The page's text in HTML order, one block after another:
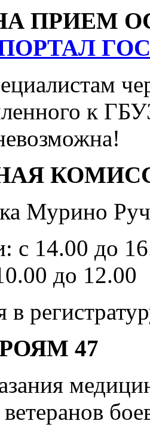
ПРИЕМ
к
Мурино
с 14.00 до
до 12.00
47